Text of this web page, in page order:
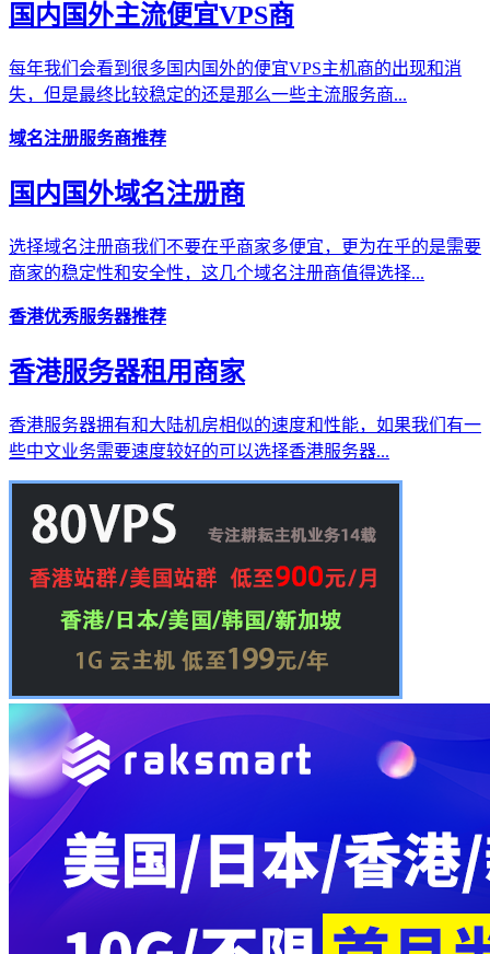
国内国外主流便宜VPS商
每年我们会看到很多国内国外的便宜VPS主机商的出现和消
失，但是最终比较稳定的还是那么一些主流服务商...
域名注册服务商推荐
国内国外域名注册商
选择域名注册商我们不要在乎商家多便宜，更为在乎的是需要
商家的稳定性和安全性，这几个域名注册商值得选择...
香港优秀服务器推荐
香港服务器租用商家
香港服务器拥有和大陆机房相似的速度和性能，如果我们有一
些中文业务需要速度较好的可以选择香港服务器...